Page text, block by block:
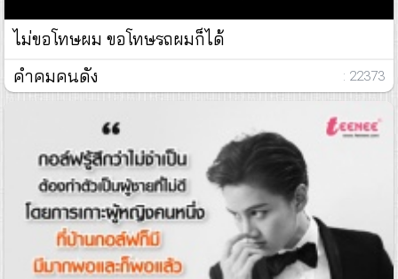
ไม่ขอโทษผม ขอโทษรถผมก็ได้
คำคมคนดัง
: 22373